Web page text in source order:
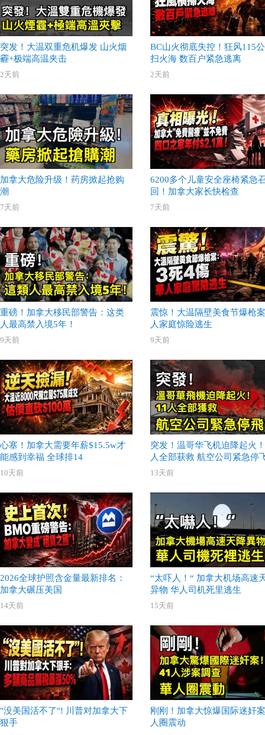
突发！大温双重危机爆发 山火烟
霾+极端高温夹击
2天前
BC山火彻底失控！狂风115
扫火海 数百户紧急逃离
2天前
加拿大危险升级！药房掀起抢购
潮
7天前
6200多个儿童安全座椅紧急
回！加拿大家长快检查
7天前
重磅！加拿大移民部警告：这类
人最高禁入境5年！
9天前
震惊！大温隔壁美食节爆枪
人家庭惊险逃生
9天前
心塞！加拿大需要年薪$15.5w才
能感到幸福 全球排14
10天前
突发！温哥华飞机迫降起火
人全部获救 航空公司紧急停
13天前
2026全球护照含金量最新排名：
加拿大碾压美国
14天前
“太吓人！“ 加拿大机场高速
异物 华人司机死里逃生
15天前
"没美国活不了"! 川普对加拿大下
狠手
刚刚！加拿大惊爆国际迷奸
人圈震动